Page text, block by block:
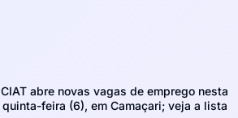
CIAT abre novas vagas de emprego nesta
quinta-feira (6), em Camaçari; veja a lista